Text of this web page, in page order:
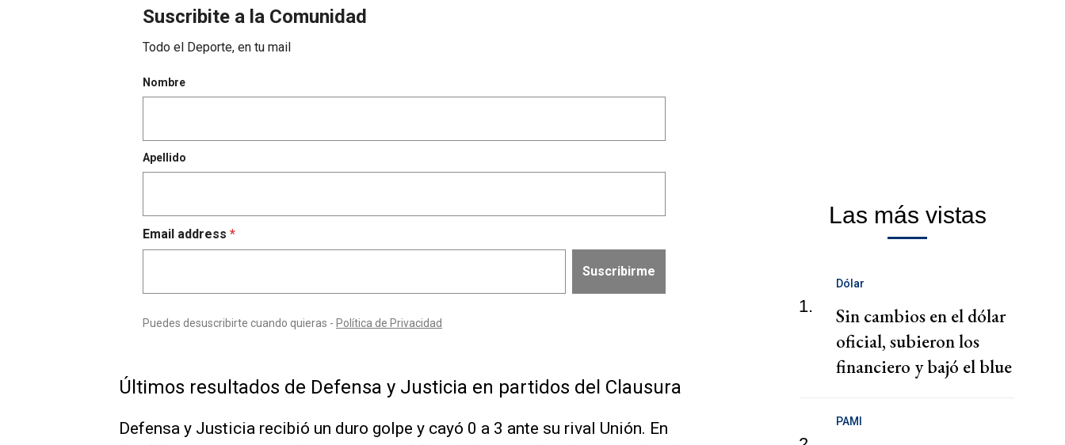
Últimos resultados de Defensa y Justicia en partidos del Clausura
Defensa y Justicia recibió un duro golpe y cayó 0 a 3 ante su rival Unión. En
Las más vistas
1.
Dólar
Sin cambios en el dólar
oficial, subieron los
financiero y bajó el blue
PAMI